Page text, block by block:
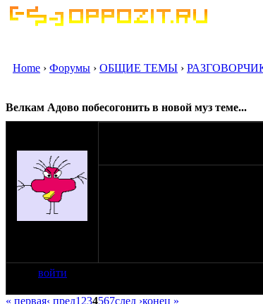
Home › Форумы › ОБЩИЕ ТЕМЫ ›
Велкам Адово побесогонить в новой муз теме...
войти
« первая‹ пред1234567след ›конец »